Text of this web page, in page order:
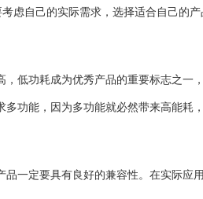
虑自己的实际需求，选择适合自己的产
低功耗成为优秀产品的重要标志之一
功能，因为多功能就必然带来高能耗
一定要具有良好的兼容性。在实际应